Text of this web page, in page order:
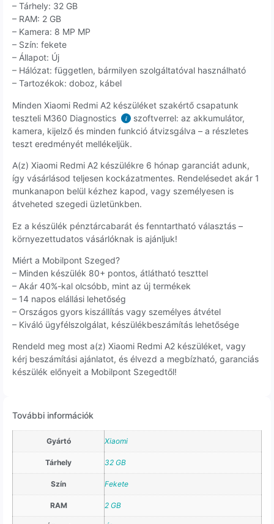
– Tárhely: 32 GB
– RAM: 2 GB
– Kamera: 8 MP MP
– Szín: fekete
– Állapot: Új
– Hálózat: független, bármilyen szolgáltatóval használható
– Tartozékok: doboz, kábel
Minden Xiaomi Redmi A2 készüléket szakértő csapatunk
teszteli M360 Diagnostics
i
szoftverrel: az akkumulátor,
kamera, kijelző és minden funkció átvizsgálva – a részletes
teszt eredményét mellékeljük.
A(z) Xiaomi Redmi A2 készülékre 6 hónap garanciát adunk,
így vásárlásod teljesen kockázatmentes. Rendelésedet akár 1
munkanapon belül kézhez kapod, vagy személyesen is
átveheted szegedi üzletünkben.
Ez a készülék pénztárcabarát és fenntartható választás –
környezettudatos vásárlóknak is ajánljuk!
Miért a Mobilpont Szeged?
– Minden készülék 80+ pontos, átlátható teszttel
– Akár 40%-kal olcsóbb, mint az új termékek
– 14 napos elállási lehetőség
– Országos gyors kiszállítás vagy személyes átvétel
– Kiváló ügyfélszolgálat, készülékbeszámítás lehetősége
Rendeld meg most a(z) Xiaomi Redmi A2 készüléket, vagy
kérj beszámítási ajánlatot, és élvezd a megbízható, garanciás
készülék előnyeit a Mobilpont Szegedtől!
További információk
Gyártó Xiaomi
Tárhely 32 GB
Szín Fekete
RAM 2 GB